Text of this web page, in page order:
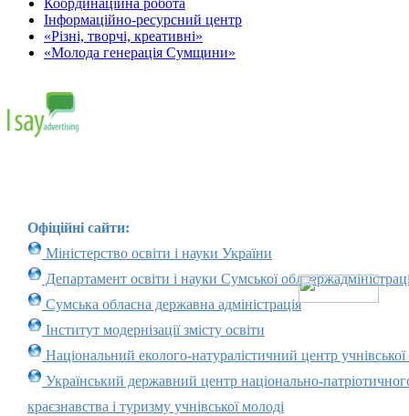
Координаційна робота
Інформаційно-ресурсний центр
«Різні, творчі, креативні»
«Молода генерація Сумщини»
Офіційні сайти:
Міністерство освіти і науки України
Департамент освіти і науки Сумської
Сумська обласна державна адміністрація
Інститут модернізації змісту освіти
Національний еколого-натуралістичний центр учнівської
Український державний центр національно-
краєзнавства і туризму учнівської молоді